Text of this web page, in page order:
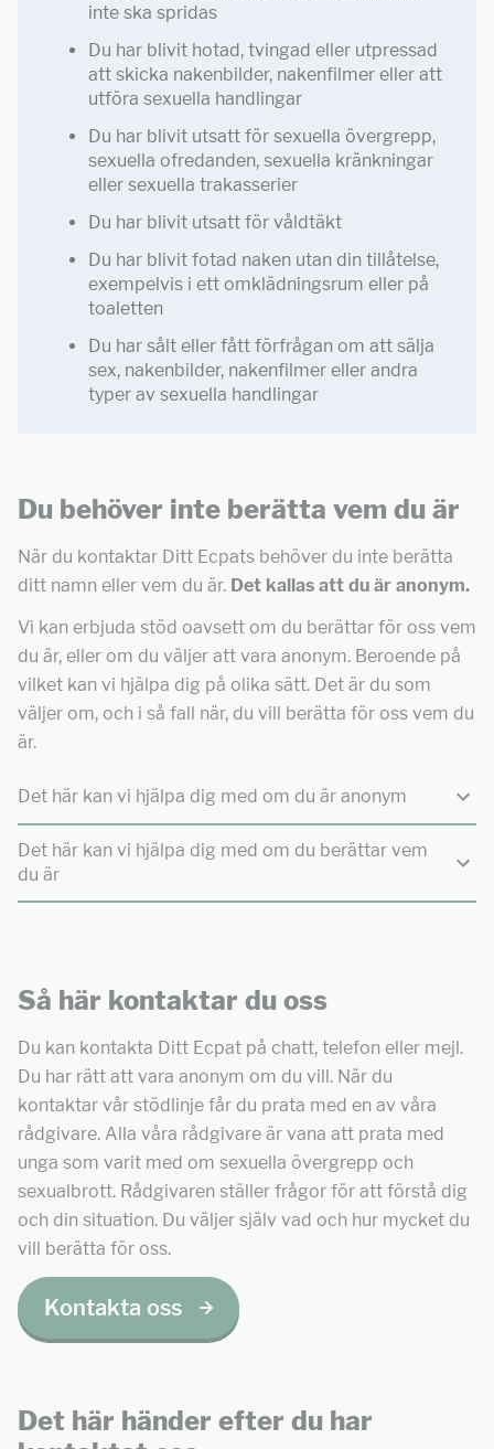
inte ska spridas
Du har blivit hotad, tvingad eller utpressad
att skicka nakenbilder, nakenfilmer eller att
utföra sexuella handlingar
Du har blivit utsatt för sexuella övergrepp,
sexuella ofredanden, sexuella kränkningar
eller sexuella trakasserier
Du har blivit utsatt för våldtäkt
Du har blivit fotad naken utan din tillåtelse,
exempelvis i ett omklädningsrum eller på
toaletten
Du har sålt eller fått förfrågan om att sälja
sex, nakenbilder, nakenfilmer eller andra
typer av sexuella handlingar
Du behöver inte berätta vem du är
När du kontaktar Ditt Ecpats behöver du inte berätta
ditt namn eller vem du är. Det kallas att du är anonym.
Vi kan erbjuda stöd oavsett om du berättar för oss vem
du är, eller om du väljer att vara anonym. Beroende på
vilket kan vi hjälpa dig på olika sätt. Det är du som
väljer om, och i så fall när, du vill berätta för oss vem du
är.
Det här kan vi hjälpa dig med om du är anonym
Det här kan vi hjälpa dig med om du berättar vem
du är
Så här kontaktar du oss
Du kan kontakta Ditt Ecpat på chatt, telefon eller mejl.
Du har rätt att vara anonym om du vill. När du
kontaktar vår stödlinje får du prata med en av våra
rådgivare. Alla våra rådgivare är vana att prata med
unga som varit med om sexuella övergrepp och
sexualbrott. Rådgivaren ställer frågor för att förstå dig
och din situation. Du väljer själv vad och hur mycket du
vill berätta för oss.
Kontakta oss
Det här händer efter du har